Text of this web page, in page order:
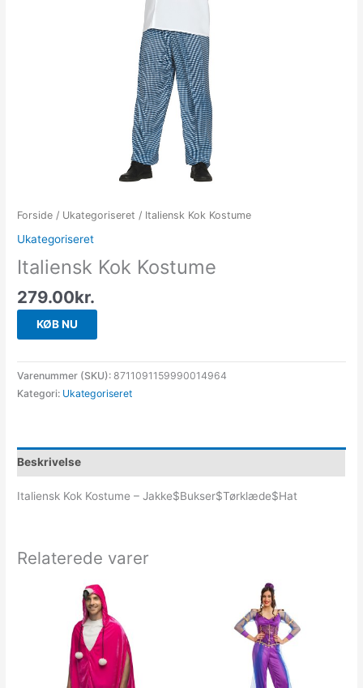
Forside / Ukategoriseret / Italiensk Kok Kostume
Ukategoriseret
Italiensk Kok Kostume
279.00kr.
KØB NU
Varenummer (SKU):8711091159990014964
Kategori: Ukategoriseret
Beskrivelse
Italiensk Kok Kostume – Jakke$Bukser$Tørklæde$Hat
Relaterede varer